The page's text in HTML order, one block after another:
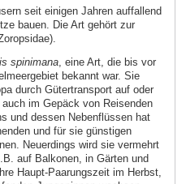
seit einigen Jahren auffallend
bauen. Die Art gehört zur
spinimana, eine Art, die bis vor
bekannt war. Sie
durch Gütertransport auf oder
im Gepäck von Reisenden
und dessen Nebenflüssen hat
und für sie günstigen
Neuerdings wird sie vermehrt
auf Balkonen, in Gärten und
Haupt-Paarungszeit im Herbst,